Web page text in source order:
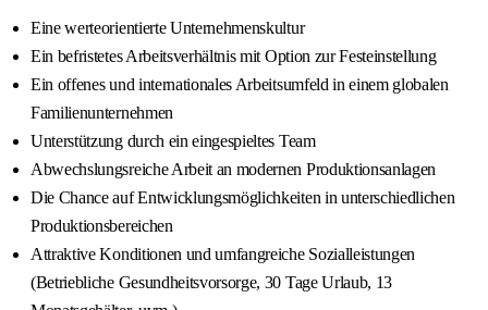
Eine werteorientierte Unternehmenskultur
Ein befristetes Arbeitsverhältnis mit Option zur Festeinstellung
Ein offenes und internationales Arbeitsumfeld in einem globalen
Familienunternehmen
Unterstützung durch ein eingespieltes Team
Abwechslungsreiche Arbeit an modernen Produktionsanlagen
Die Chance auf Entwicklungsmöglichkeiten in unterschiedlichen
Produktionsbereichen
Attraktive Konditionen und umfangreiche Sozialleistungen
(Betriebliche Gesundheitsvorsorge, 30 Tage Urlaub, 13